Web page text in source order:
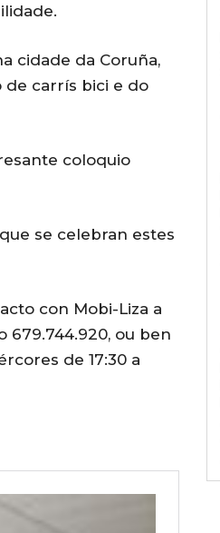
cidade da Coruña,
carrís bici e do
coloquio
que se celebran estes
con Mobi-Liza a
ou ben
de 17:30 a